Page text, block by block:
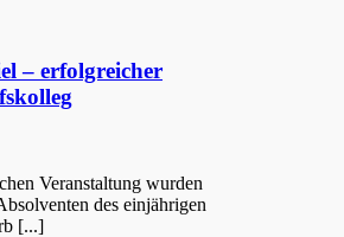
– erfolgreicher
Veran­stal­tung wurden
des einjäh­ri­gen
[...]